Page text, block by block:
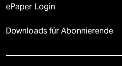
ePaper Login
Downloads für Abonnierende